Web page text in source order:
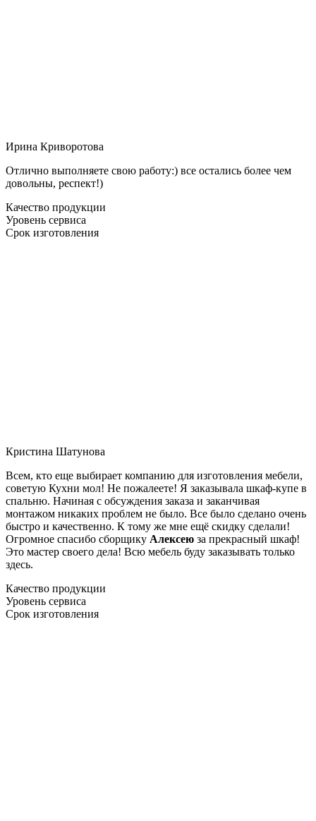
Ирина Криворотова
Отлично выполняете свою работу:) все остались более чем
довольны, респект!)
Качество продукции
Уровень сервиса
Срок изготовления
Кристина Шатунова
Всем, кто еще выбирает компанию для изготовления мебели,
советую Кухни мол! Не пожалеете! Я заказывала шкаф-купе в
спальню. Начиная с обсуждения заказа и заканчивая
монтажом никаких проблем не было. Все было сделано очень
быстро и качественно. К тому же мне ещё скидку сделали!
Огромное спасибо сборщику Алексею за прекрасный шкаф!
Это мастер своего дела! Всю мебель буду заказывать только
здесь.
Качество продукции
Уровень сервиса
Срок изготовления